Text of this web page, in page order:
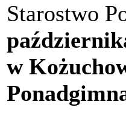
Starostwo
w